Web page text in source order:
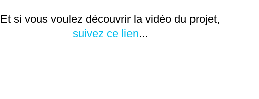
Et si vous voulez découvrir la vidéo du projet,
suivez ce lien...